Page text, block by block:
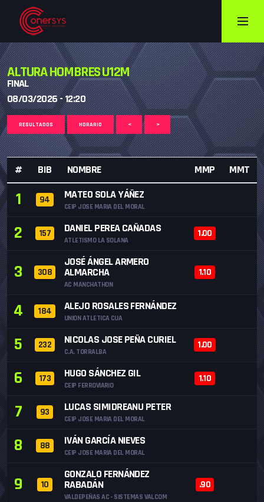
ALTURA HOMBRES U12M
FINAL
08/03/2026 - 12:20
RESULTADOS HORARIO < >
# BIB NOMBRE MMP MMT
1 94 MATEO SOLA YÁÑEZ
CEIP JOSE MARIA DEL MORAL
2 157 DANIEL PEREA CAÑADAS
ATLETISMO LA SOLANA
1.00
3 308
JOSÉ ÁNGEL ARMERO
ALMARCHA
AC MANCHATHON
1.10
4 184 ALEJO ROSALES FERNÁNDEZ
UNION ATLETICA CUA
5 232 NICOLAS JOSE PEÑA CURIEL
C.A. TORRALBA
1.00
6 173 HUGO SÁNCHEZ GIL
CEIP FERROVIARIO
1.10
7 93 LUCAS SIMIDREANU PETER
CEIP JOSE MARIA DEL MORAL
8 88 IVÁN GARCÍA NIEVES
CEIP JOSE MARIA DEL MORAL
9 10
GONZALO FERNÁNDEZ
RABADÁN
VALDEPEÑAS AC - SISTEMAS VALCOM
.90